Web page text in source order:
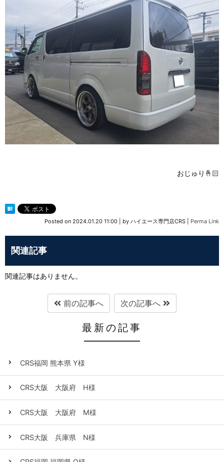
おじゅり🤞🏻
Posted on 2024.01.20 11:00 by ハイエース専門店CRS Perma Link
関連記事
関連記事はありません。
前の記事へ 次の記事へ
最新の記事
CRS福岡 熊本県 Y様
CRS大阪 大阪府 H様
CRS大阪 大阪府 M様
CRS大阪 兵庫県 N様